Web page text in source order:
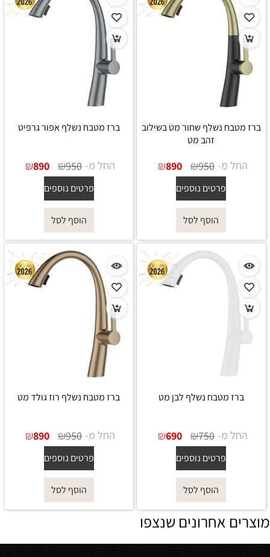
ברז מטבח נשלף שחור מט בשילוב
זהב מט
החל מ- ₪950
₪890
פרטים נוספים
הוסף לסל
ברז מטבח נשלף אפור גרפיט
החל מ- ₪950
₪890
פרטים נוספים
הוסף לסל
ברז מטבח נשלף לבן מט
החל מ- ₪750
₪690
פרטים נוספים
הוסף לסל
ברז מטבח נשלף רוז גולד מט
החל מ- ₪950
₪890
פרטים נוספים
הוסף לסל
מוצרים אחרונים שנצפו